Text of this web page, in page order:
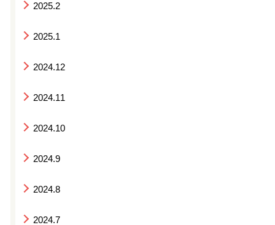
2025.2
2025.1
2024.12
2024.11
2024.10
2024.9
2024.8
2024.7